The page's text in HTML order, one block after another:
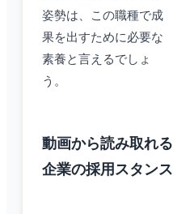
姿勢は、この職種で成
果を出すために必要な
素養と言えるでしょ
う。
動画から読み取れる
企業の採用スタンス